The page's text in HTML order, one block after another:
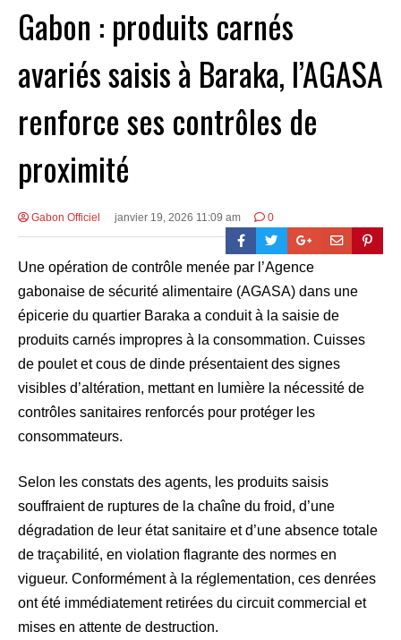
Gabon : produits carnés
avariés saisis à Baraka, l’AGASA
renforce ses contrôles de
proximité
Gabon Officiel janvier 19, 2026 11:09 am 0
Une opération de contrôle menée par l’Agence
gabonaise de sécurité alimentaire (AGASA) dans une
épicerie du quartier Baraka a conduit à la saisie de
produits carnés impropres à la consommation. Cuisses
de poulet et cous de dinde présentaient des signes
visibles d’altération, mettant en lumière la nécessité de
contrôles sanitaires renforcés pour protéger les
consommateurs.
Selon les constats des agents, les produits saisis
souffraient de ruptures de la chaîne du froid, d’une
dégradation de leur état sanitaire et d’une absence totale
de traçabilité, en violation flagrante des normes en
vigueur. Conformément à la réglementation, ces denrées
ont été immédiatement retirées du circuit commercial et
mises en attente de destruction.